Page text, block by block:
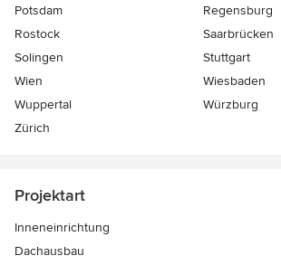
Potsdam
Regensburg
Rostock
Saarbrücken
Solingen
Stuttgart
Wien
Wiesbaden
Wuppertal
Würzburg
Zürich
Projektart
Inneneinrichtung
Dachausbau